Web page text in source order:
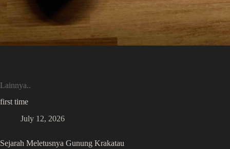
Lainnya..
first time
July 12, 2026
Sejarah Meletusnya Gunung Krakatau